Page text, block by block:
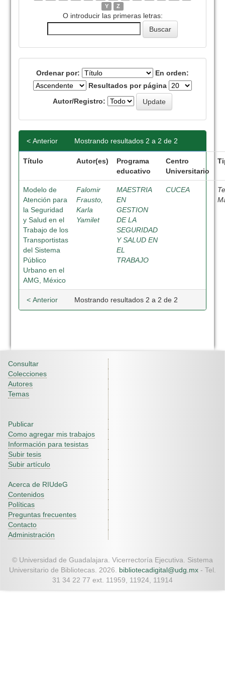
Y
Z
O introducir las primeras letras:
Ordenar por:
En orden:
Resultados por página
Autor/Registro:
Mostrando resultados 2 a 2 de 2
< Anterior
Título Autor(es)
Programa
educativo
Centro
Universitario
Modelo de
Atención para
la Seguridad
y Salud en el
Trabajo de los
Transportistas
del Sistema
Público
Urbano en el
AMG, México
Falomir
Frausto,
Karla
Yamilet
MAESTRIA
EN
GESTION
DE LA
SEGURIDAD
Y SALUD EN
EL
TRABAJO
CUCEA
Mostrando resultados 2 a 2 de 2
< Anterior
Consultar
Colecciones
Autores
Temas
Publicar
Como agregar mis trabajos
Información para tesistas
Subir tesis
Subir artículo
Acerca de RIUdeG
Contenidos
Políticas
Preguntas frecuentes
Contacto
Administración
© Universidad de Guadalajara. Vicerrectoría Ejecutiva. Sistema
Universitario de Bibliotecas. 2026. bibliotecadigital@udg.mx - Tel.
31 34 22 77 ext. 11959, 11924, 11914